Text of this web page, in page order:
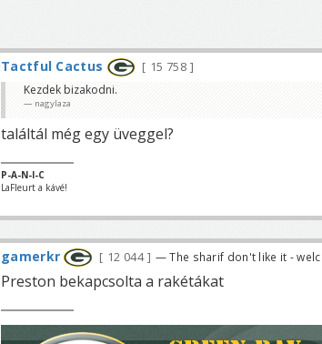
Tactful Cactus
15 758
Kezdek bizakodni.
nagylaza
találtál még egy üveggel?
P-A-N-I-C
LaFleurt a kávé!
gamerkr 12 044 — The sharif don't like it -
Preston bekapcsolta a rakétákat